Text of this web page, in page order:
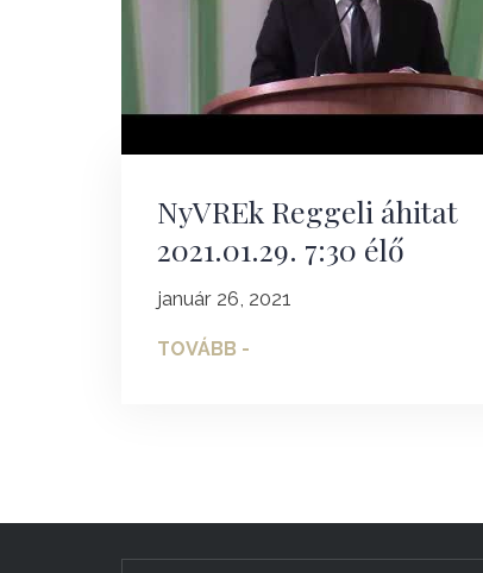
NyVREk Reggeli áhitat
2021.01.29. 7:30 élő
január 26, 2021
TOVÁBB -